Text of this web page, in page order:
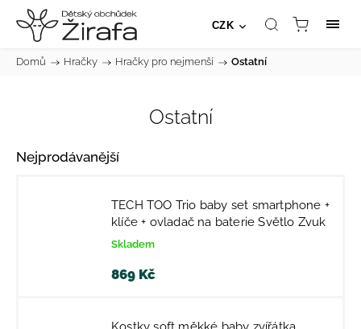
CZK
Domů / Hračky / Hračky pro nejmenší / Ostatní
Ostatní
Nejprodávanější
TECH TOO Trio baby set smartphone +
klíče + ovladač na baterie Světlo Zvuk
Skladem
869 Kč